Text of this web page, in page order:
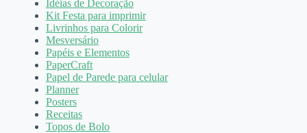
Idéias de Decoração
Kit Festa para imprimir
Livrinhos para Colorir
Mesversário
Papéis e Elementos
PaperCraft
Papel de Parede para celular
Planner
Posters
Receitas
Topos de Bolo